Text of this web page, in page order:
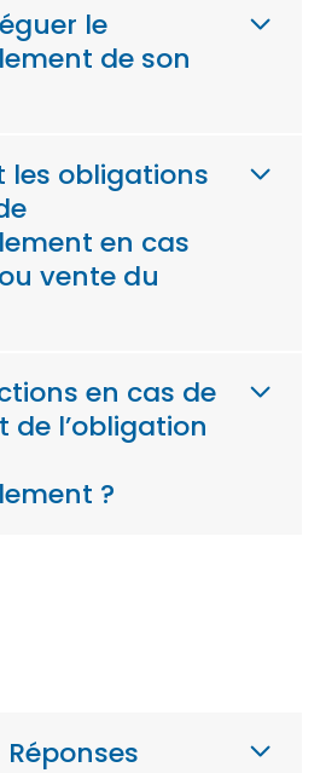
le
de son
les obligations
en cas
vente du
en cas de
l’obligation
?